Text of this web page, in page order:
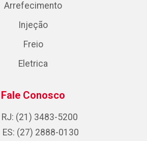
Arrefecimento
Injeção
Freio
Eletrica
Fale Conosco
RJ: (21) 3483-5200
ES: (27) 2888-0130